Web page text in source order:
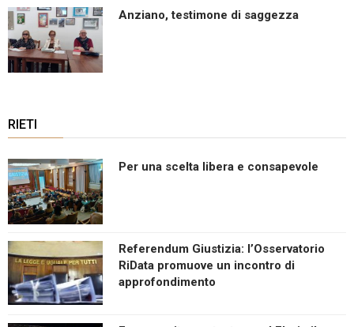
Anziano, testimone di saggezza
RIETI
Per una scelta libera e consapevole
Referendum Giustizia: l’Osservatorio
RiData promuove un incontro di
approfondimento